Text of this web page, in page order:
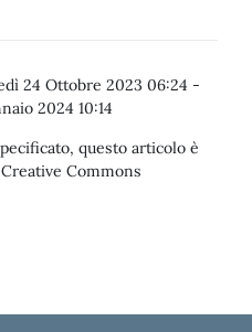
24 Ottobre 2023 06:24 -
2024 10:14
questo articolo è
Commons